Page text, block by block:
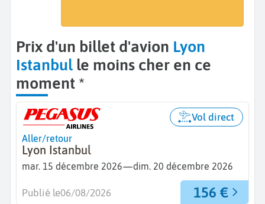
Prix d'un billet d'avion Lyon
Istanbul le moins cher en ce
moment *
Aller/retour
Lyon Istanbul
mar. 15 décembre 2026—dim. 20 décembre 2026
Vol direct
156 €
Publié le06/08/2026